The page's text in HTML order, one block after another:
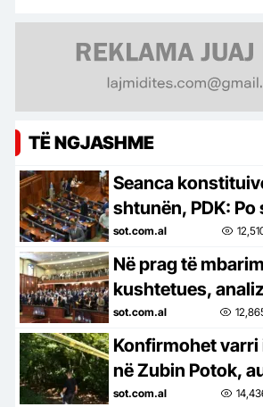
TË NGJASHME
Seanca
shtunën, PDK: Po
Kushtetuta, s’do
duarkryq!
sot.com.al
Në prag të
kushtetues,
ndodh nëse
nuk konstituohet
sot.com.al
Konfirmohet varri
në Zubin Potok,
Kosovës
sot.com.al